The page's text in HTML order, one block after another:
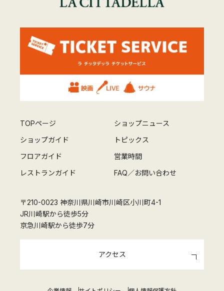
TOPページ
ショップニュース
ショップガイド
トピックス
フロアガイド
営業時間
レストランガイド
FAQ／お問い合わせ
〒210-0023 神奈川県川崎市川崎区小川町4-1
JR川崎駅から徒歩5分
京急川崎駅から徒歩7分
アクセス